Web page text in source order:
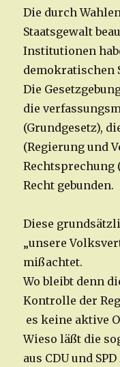
Die durch
Staatsgewalt
Institutionen
demokratischen
Die
die
(Grundgesetz),
(Regierung und
Rechtsprechung
Recht gebunden.
Diese
„unsere
mißachtet.
Wo bleibt denn
Kontrolle der
es keine aktive
Wieso läßt die
aus CDU und